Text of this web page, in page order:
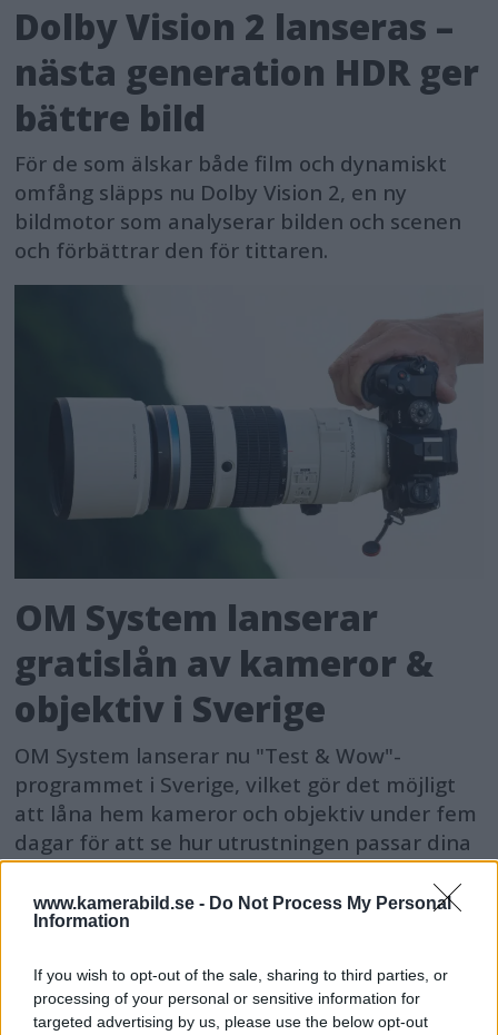
www.kamerabild.se - Do Not Process My Personal
Information
If you wish to opt-out of the sale, sharing to third parties, or
processing of your personal or sensitive information for
targeted advertising by us, please use the below opt-out
Dolby Vision 2 lanseras –
nästa generation HDR ger
bättre bild
För de som älskar både film och dynamiskt
omfång släpps nu Dolby Vision 2, en ny
bildmotor som analyserar bilden och scenen
och förbättrar den för tittaren.
OM System lanserar
gratislån av kameror &
objektiv i Sverige
OM System lanserar nu "Test & Wow"-
programmet i Sverige, vilket gör det möjligt
att låna hem kameror och objektiv under fem
dagar för att se hur utrustningen passar dina
behov.
MEST LÄST JUST NU